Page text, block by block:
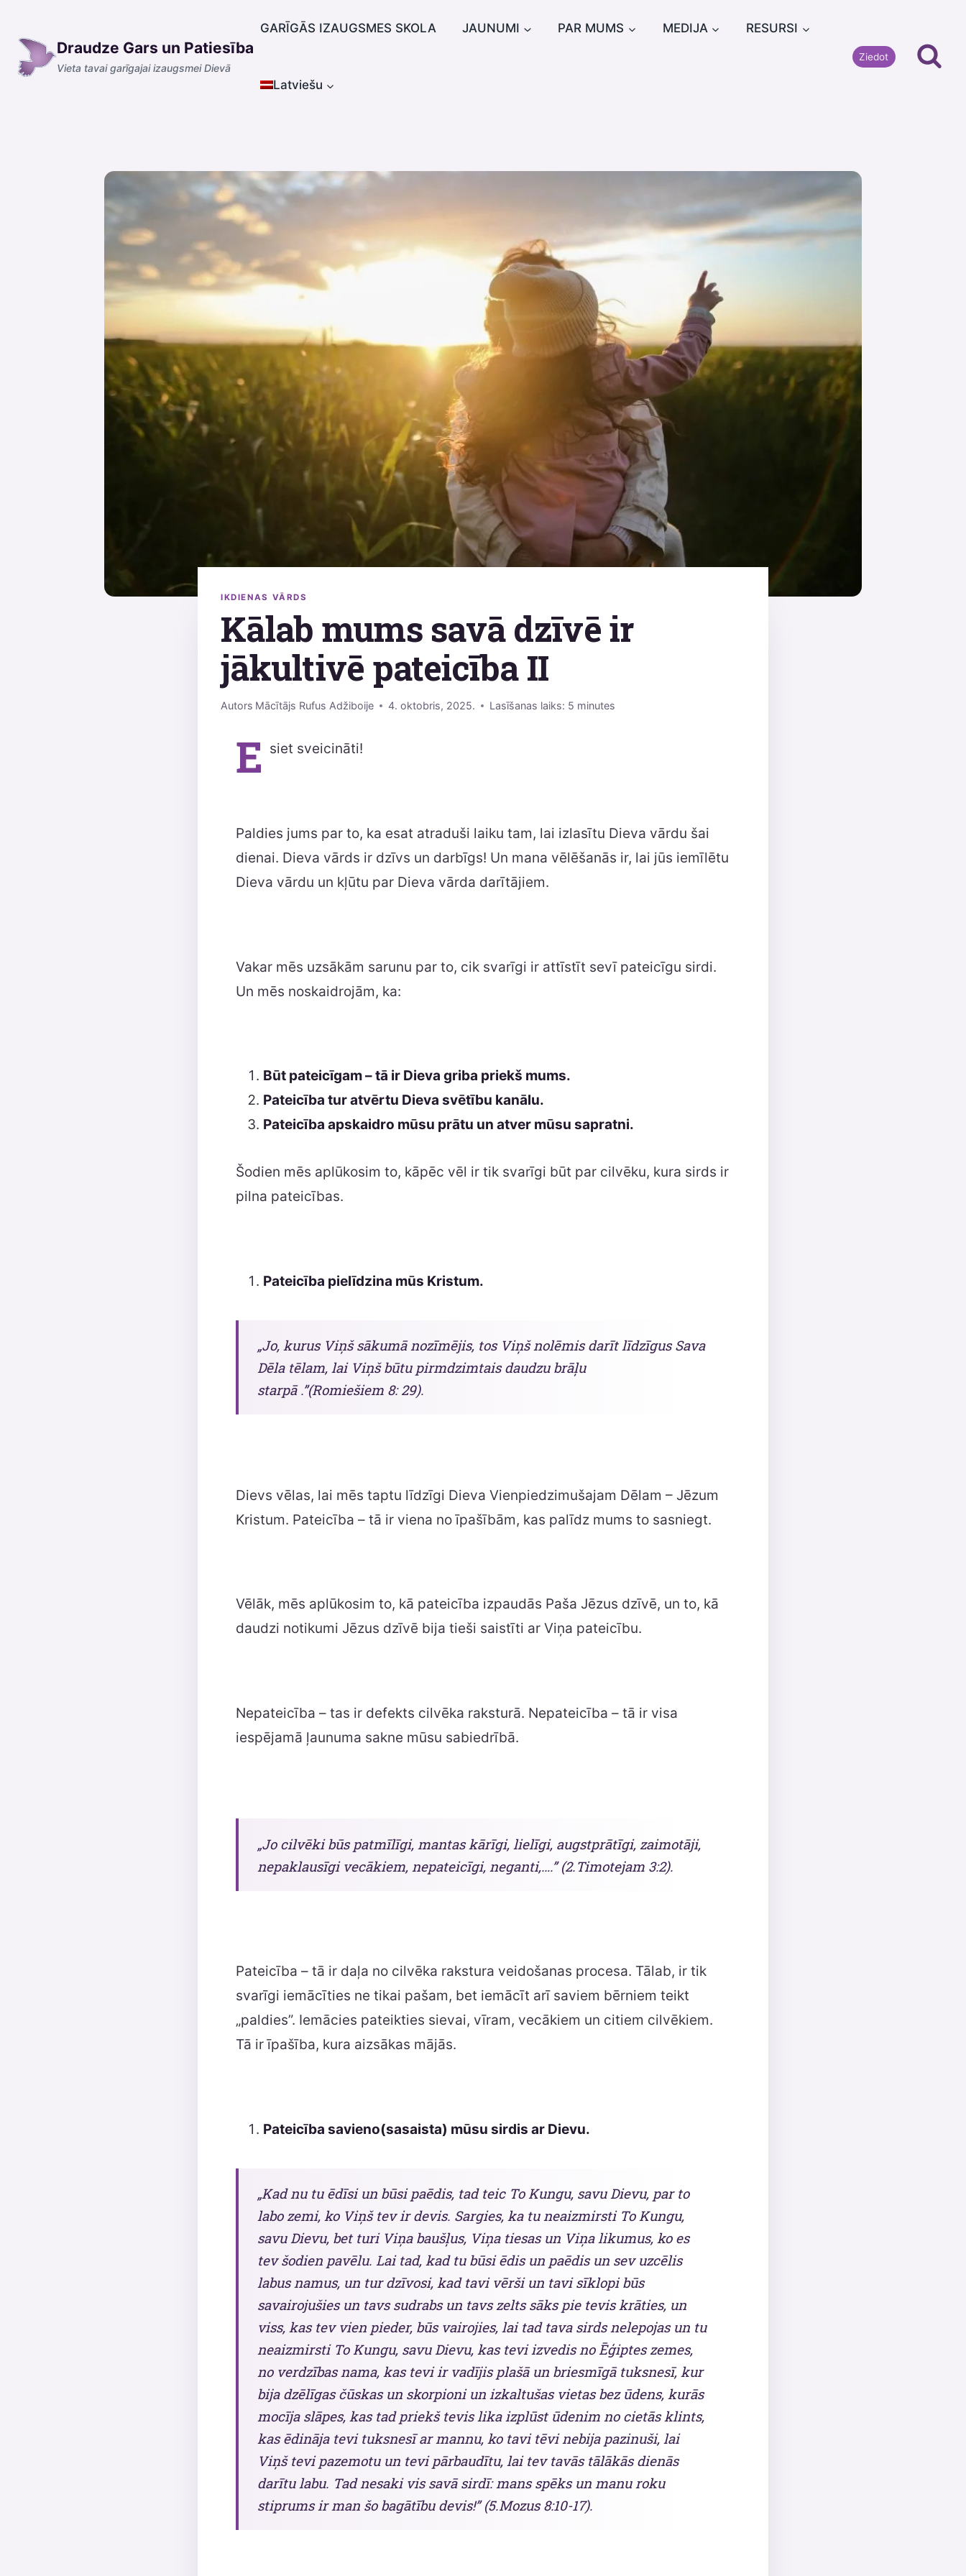
content
Draudze Gars un Patiesība
Vieta tavai garīgajai izaugsmei Dievā
GARĪGĀS IZAUGSMES SKOLA JAUNUMI PAR MUMS MEDIJA RESURSI
Latviešu
Ziedot
IKDIENAS VĀRDS
Kālab mums savā dzīvē ir
jākultivē pateicība II
Autors Mācītājs Rufus Adžiboije 4. oktobris, 2025. Lasīšanas laiks: 5 minutes
E siet sveicināti!
Paldies jums par to, ka esat atraduši laiku tam, lai izlasītu Dieva vārdu šai
dienai. Dieva vārds ir dzīvs un darbīgs! Un mana vēlēšanās ir, lai jūs iemīlētu
Dieva vārdu un kļūtu par Dieva vārda darītājiem.
Vakar mēs uzsākām sarunu par to, cik svarīgi ir attīstīt sevī pateicīgu sirdi.
Un mēs noskaidrojām, ka:
Būt pateicīgam – tā ir Dieva griba priekš mums.
Pateicība tur atvērtu Dieva svētību kanālu.
Pateicība apskaidro mūsu prātu un atver mūsu sapratni.
Šodien mēs aplūkosim to, kāpēc vēl ir tik svarīgi būt par cilvēku, kura sirds ir
pilna pateicības.
Pateicība pielīdzina mūs Kristum.
„Jo, kurus Viņš sākumā nozīmējis, tos Viņš nolēmis darīt līdzīgus Sava
Dēla tēlam, lai Viņš būtu pirmdzimtais daudzu brāļu
starpā .”(Romiešiem 8: 29).
Dievs vēlas, lai mēs taptu līdzīgi Dieva Vienpiedzimušajam Dēlam – Jēzum
Kristum. Pateicība – tā ir viena no īpašībām, kas palīdz mums to sasniegt.
Vēlāk, mēs aplūkosim to, kā pateicība izpaudās Paša Jēzus dzīvē, un to, kā
daudzi notikumi Jēzus dzīvē bija tieši saistīti ar Viņa pateicību.
Nepateicība – tas ir defekts cilvēka raksturā. Nepateicība – tā ir visa
iespējamā ļaunuma sakne mūsu sabiedrībā.
„Jo cilvēki būs patmīlīgi, mantas kārīgi, lielīgi, augstprātīgi, zaimotāji,
nepaklausīgi vecākiem, nepateicīgi, neganti,….” (2.Timotejam 3:2).
Pateicība – tā ir daļa no cilvēka rakstura veidošanas procesa. Tālab, ir tik
svarīgi iemācīties ne tikai pašam, bet iemācīt arī saviem bērniem teikt
„paldies”. Iemācies pateikties sievai, vīram, vecākiem un citiem cilvēkiem.
Tā ir īpašība, kura aizsākas mājās.
Pateicība savieno(sasaista) mūsu sirdis ar Dievu.
„Kad nu tu ēdīsi un būsi paēdis, tad teic To Kungu, savu Dievu, par to
labo zemi, ko Viņš tev ir devis. Sargies, ka tu neaizmirsti To Kungu,
savu Dievu, bet turi Viņa baušļus, Viņa tiesas un Viņa likumus, ko es
tev šodien pavēlu. Lai tad, kad tu būsi ēdis un paēdis un sev uzcēlis
labus namus, un tur dzīvosi, kad tavi vērši un tavi sīklopi būs
savairojušies un tavs sudrabs un tavs zelts sāks pie tevis krāties, un
viss, kas tev vien pieder, būs vairojies, lai tad tava sirds nelepojas un tu
neaizmirsti To Kungu, savu Dievu, kas tevi izvedis no Ēģiptes zemes,
no verdzības nama, kas tevi ir vadījis plašā un briesmīgā tuksnesī, kur
bija dzēlīgas čūskas un skorpioni un izkaltušas vietas bez ūdens, kurās
mocīja slāpes, kas tad priekš tevis lika izplūst ūdenim no cietās klints,
kas ēdināja tevi tuksnesī ar mannu, ko tavi tēvi nebija pazinuši, lai
Viņš tevi pazemotu un tevi pārbaudītu, lai tev tavās tālākās dienās
darītu labu. Tad nesaki vis savā sirdī: mans spēks un manu roku
stiprums ir man šo bagātību devis!” (5.Mozus 8:10-17).